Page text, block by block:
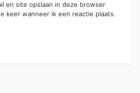
en site opslaan in deze browser
keer wanneer ik een reactie plaats.